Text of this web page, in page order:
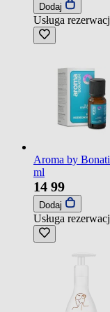
Dodaj
Usługa
Aroma by
ml
14 99
Dodaj
Usługa